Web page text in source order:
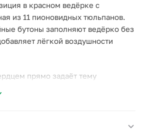
в красном ведёрке с
из 11 пионовидных тюльпанов.
бутоны заполняют ведёрко без
лёгкой воздушности
прямо задаёт тему
эту композицию: